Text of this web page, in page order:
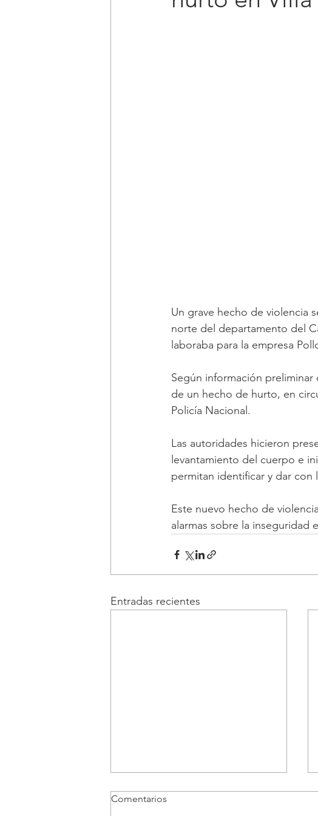
Un grave hecho de violencia
norte del departamento del
laboraba para la empresa
Según información
de un hecho de hurto, en
Policía Nacional.
Las autoridades hicieron
levantamiento del cuerpo e
permitan identificar y dar con
Este nuevo hecho de
alarmas sobre la inseguridad
Entradas recientes
Comentarios